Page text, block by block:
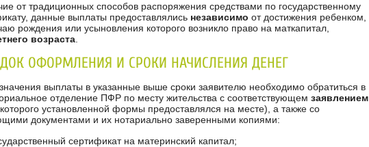
от традиционных способов распоряжения средствами по государственному
данные выплаты предоставлялись независимо от достижения ребенком,
рождения или усыновления которого возникло право на маткапитал,
возраста.
ОФОРМЛЕНИЯ И СРОКИ НАЧИСЛЕНИЯ ДЕНЕГ
выплаты в указанные выше сроки заявителю необходимо обратиться в
отделение ПФР по месту жительства с соответствующем заявлением
установленной формы предоставлялся на месте), а также со
документами и их нотариально заверенными копиями:
сертификат на материнский капитал;